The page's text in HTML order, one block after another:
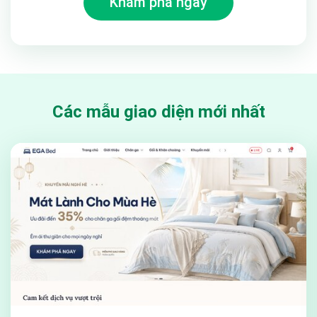
Tính năng mua hàng nhanh đi kèm với xem nhanh sản phẩm ở
trên sẽ giảm thời gian tối đa cho khách hàng một cách đáng
Tính năng update giỏ hàng ngay tại trang chủ và
Popup giỏ hàng ngay tại trang chủ và các trang khác sẽ
nhanh chóng hiện ra chỉ một 1 click giúp cho khách hàng
muốn mua thêm sản phẩm mà không cần phải truy cập vào
trang giỏ hàng để thao tác mua hàng.
Tính năng zoom ảnh sản phẩm giúp khách hàng xem
được chi tiết về hình ảnh sản phẩm
Các mẫu giao diện mới nhất